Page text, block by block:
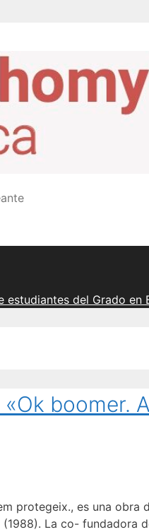
del Grado en
boomer.
protegeix., es una
La co- fundadora